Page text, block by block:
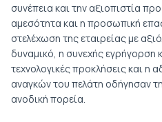
συνέπεια και την αξιοπιστία
αμεσότητα και η προσωπική
στελέχωση της εταιρείας με
δυναμικό, η συνεχής εγρήγορση
τεχνολογικές προκλήσεις και η
αναγκών του πελάτη οδήγησαν
ανοδική πορεία.